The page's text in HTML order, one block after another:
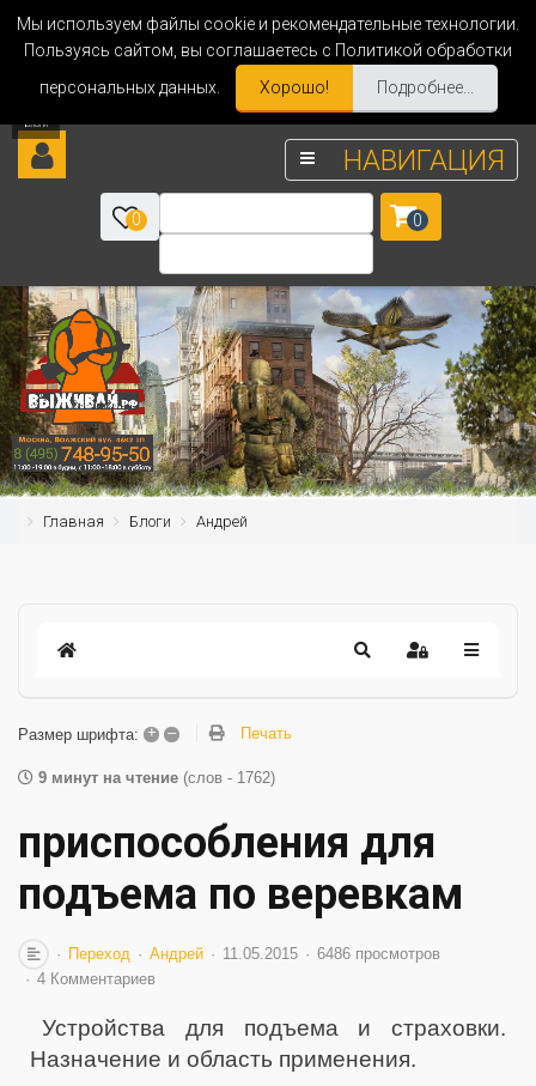
Мы используем файлы cookie и рекомендательные технологии.
Пользуясь сайтом, вы соглашаетесь с Политикой обработки
персональных данных.
Хорошо! Подробнее...
НАВИГАЦИЯ
0 0
Главная Блоги Андрей
Размер шрифта: + – Печать
9 минут на чтение (слов - 1762)
приспособления для
подъема по веревкам
Переход Андрей 11.05.2015
6486 просмотров
4 Комментариев
Устройства для подъема и страховки.
Назначение и область применения.